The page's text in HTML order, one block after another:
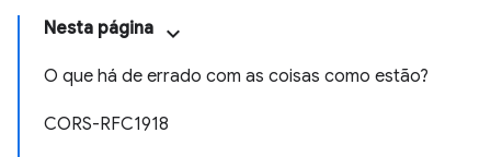
Nesta página
O que há de errado com as coisas como estão?
CORS-RFC1918